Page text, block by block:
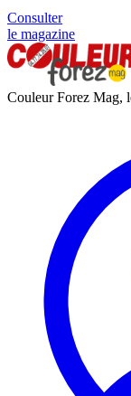
Consulter
le magazine
Couleur Forez Mag,